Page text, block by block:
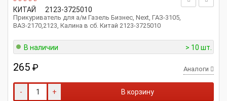
КИТАЙ 2123-3725010
Прикуриватель для а/м Газель Бизнес, Next, ГАЗ-3105,
ВАЗ-2170,2123, Калина в сб. Китай 2123-3725010
В наличии > 10 шт.
265 ₽ Аналоги
- + В корзину